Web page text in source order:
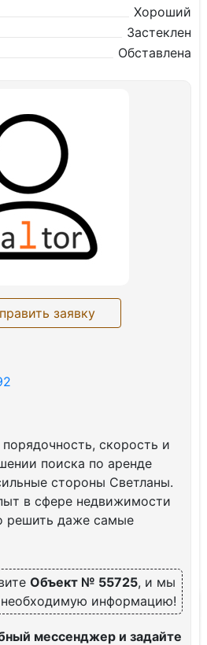
Хороший
Застеклен
Обставлена
заявку
скорость и
поиска по аренде
стороны Светланы.
в сфере недвижимости
решить даже самые
Объект № 55725, и мы
информацию!
мессенджер и задайте